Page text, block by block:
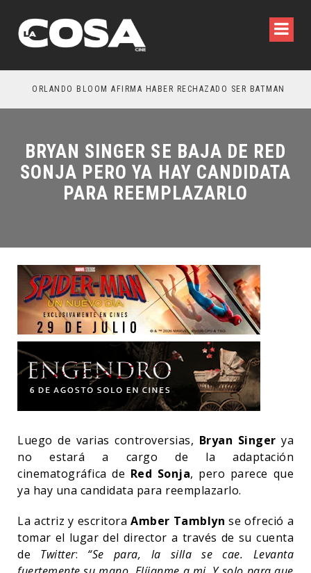
ORLANDO BLOOM AFIRMA HABER RECHAZADO SER BATMAN
BRYAN SINGER SE BAJA DE RED
SONJA PERO YA HAY CANDIDATA
PARA REEMPLAZARLO
Luego de varias controversias, Bryan Singer ya
no estará a cargo de la adaptación
cinematográfica de Red Sonja, pero parece que
ya hay una candidata para reemplazarlo.
La actriz y escritora Amber Tamblyn se ofreció a
tomar el lugar del director a través de su cuenta
de Twitter: “Se para, la silla se cae. Levanta